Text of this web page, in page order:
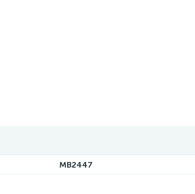
MB2447